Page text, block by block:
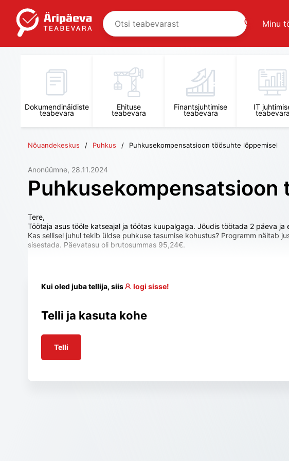
Minu
Dokumendinäidiste
teabevara
Ehituse
teabevara
Finantsjuhtimise
teabevara
IT
Nõuandekeskus Puhkus Puhkusekompensatsioon töösuhte lõppemisel
Anonüümne, 28.11.2024
Puhkusekompensatsioon
Tere,
Töötaja asus tööle katseajal ja töötas kuupalgaga. Jõudis töötada 2 päeva
Kas sellisel juhul tekib üldse puhkuse tasumise kohustus? Programm näitab
sisestada. Päevatasu oli brutosummas 95,24€.
Kui oled juba tellija, siis logi sisse!
Telli ja kasuta kohe
Telli